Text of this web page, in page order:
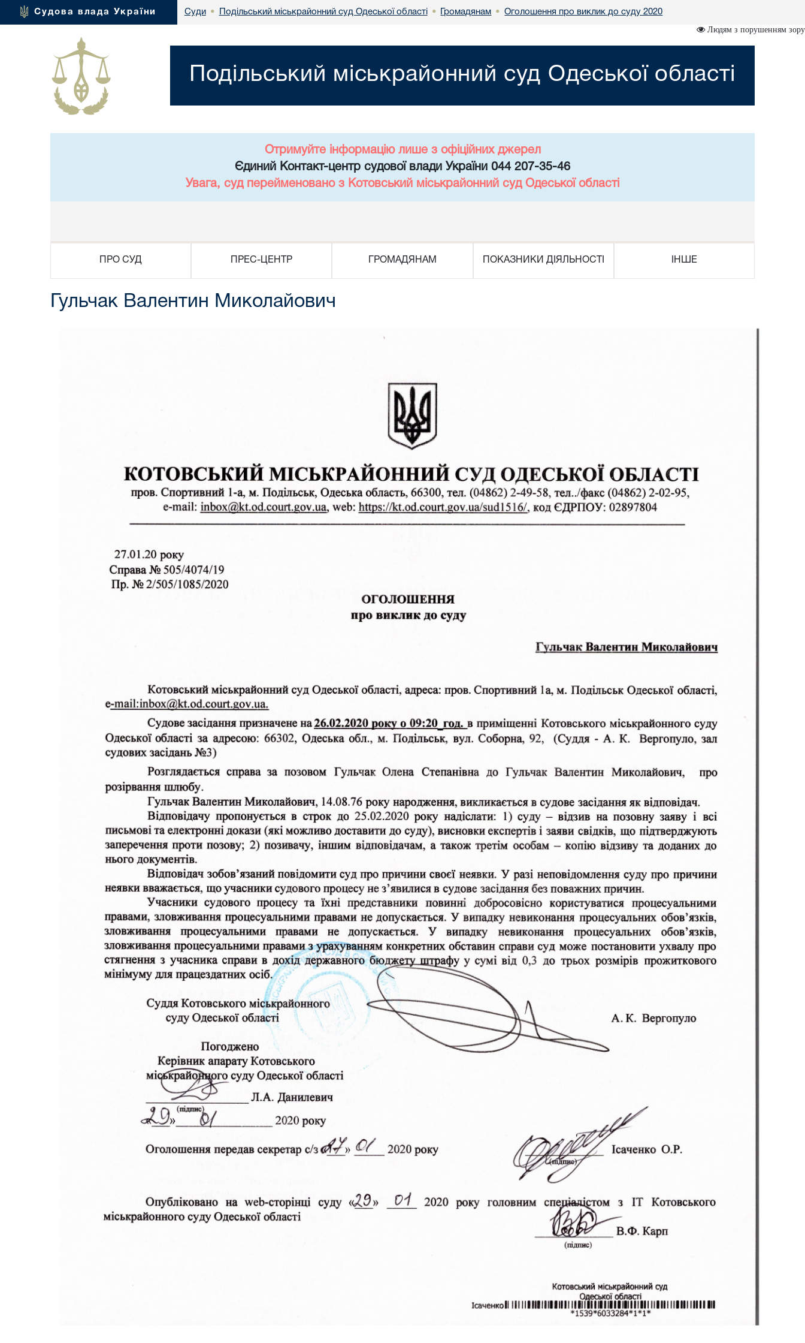
Судова влада України Суди • Подільський міськрайонний суд Одеської області • Громадянам • Оголошення про виклик до суду 2020
Людям з порушенням зору
Подільський міськрайонний суд Одеської області
Отримуйте інформацію лише з офіційних джерел
Єдиний Контакт-центр судової влади України 044 207-35-46
Увага, суд перейменовано з Котовський міськрайонний суд Одеської області
ПРО СУД ПРЕС-ЦЕНТР ГРОМАДЯНАМ ПОКАЗНИКИ ДІЯЛЬНОСТІ ІНШЕ
Гульчак Валентин Миколайович